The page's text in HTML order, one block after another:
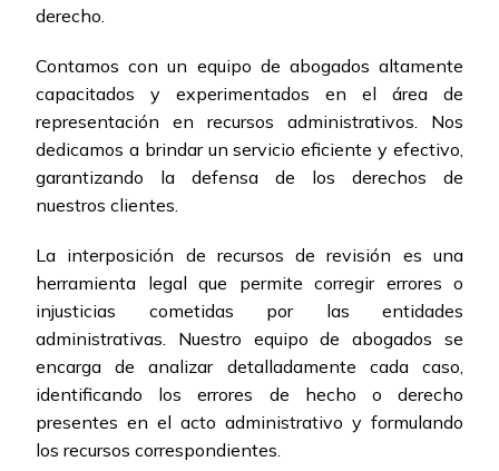
derecho.
Contamos con un equipo de abogados altamente
capacitados y experimentados en el área de
representación en recursos administrativos. Nos
dedicamos a brindar un servicio eficiente y efectivo,
garantizando la defensa de los derechos de
nuestros clientes.
La interposición de recursos de revisión es una
herramienta legal que permite corregir errores o
injusticias cometidas por las entidades
administrativas. Nuestro equipo de abogados se
encarga de analizar detalladamente cada caso,
identificando los errores de hecho o derecho
presentes en el acto administrativo y formulando
los recursos correspondientes.